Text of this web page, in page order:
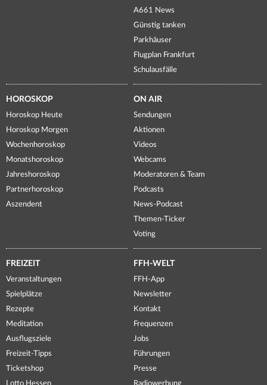
A661 News
Günstig tanken
Parkhäuser
Flugplan Frankfurt
Schulausfälle
HOROSKOP
Horoskop Heute
Horoskop Morgen
Wochenhoroskop
Monatshoroskop
Jahreshoroskop
Partnerhoroskop
Aszendent
ON AIR
Sendungen
Aktionen
Videos
Webcams
Moderatoren & Team
Podcasts
News-Podcast
Themen-Ticker
Voting
FREIZEIT
Veranstaltungen
Spielplätze
Rezepte
Meditation
Ausflugsziele
Freizeit-Tipps
Ticketshop
Lotto Hessen
FFH-WELT
FFH-App
Newsletter
Kontakt
Frequenzen
Jobs
Führungen
Presse
Radiowerbung